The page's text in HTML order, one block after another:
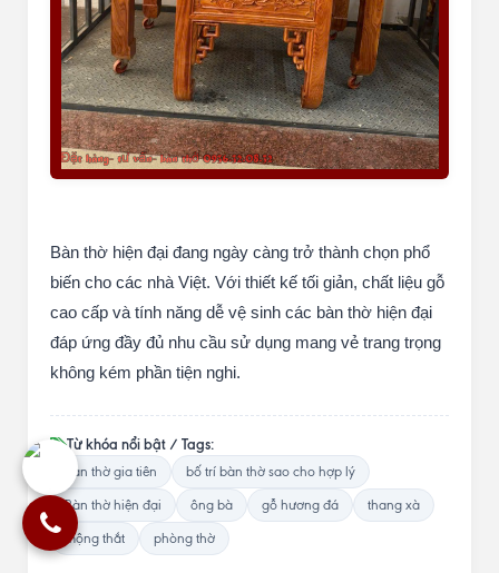
Bàn thờ hiện đại đang ngày càng trở thành chọn phổ
biến cho các nhà Việt. Với thiết kế tối giản, chất liệu gỗ
cao cấp và tính năng dễ vệ sinh các bàn thờ hiện đại
đáp ứng đầy đủ nhu cầu sử dụng mang vẻ trang trọng
không kém phần tiện nghi.
Từ khóa nổi bật / Tags:
Bàn thờ gia tiên bố trí bàn thờ sao cho hợp lý
Bàn thờ hiện đại ông bà gỗ hương đá thang xà
mộng thắt phòng thờ